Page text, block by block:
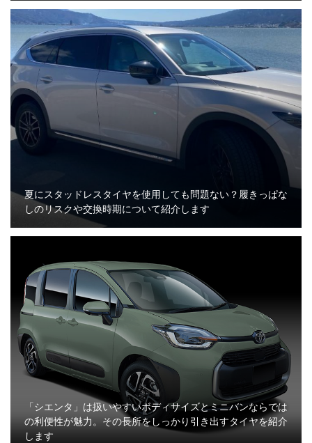
夏にスタッドレスタイヤを使用しても問題ない？履きっぱな
しのリスクや交換時期について紹介します
「シエンタ」は扱いやすいボディサイズとミニバンならでは
の利便性が魅力。その長所をしっかり引き出すタイヤを紹介
します